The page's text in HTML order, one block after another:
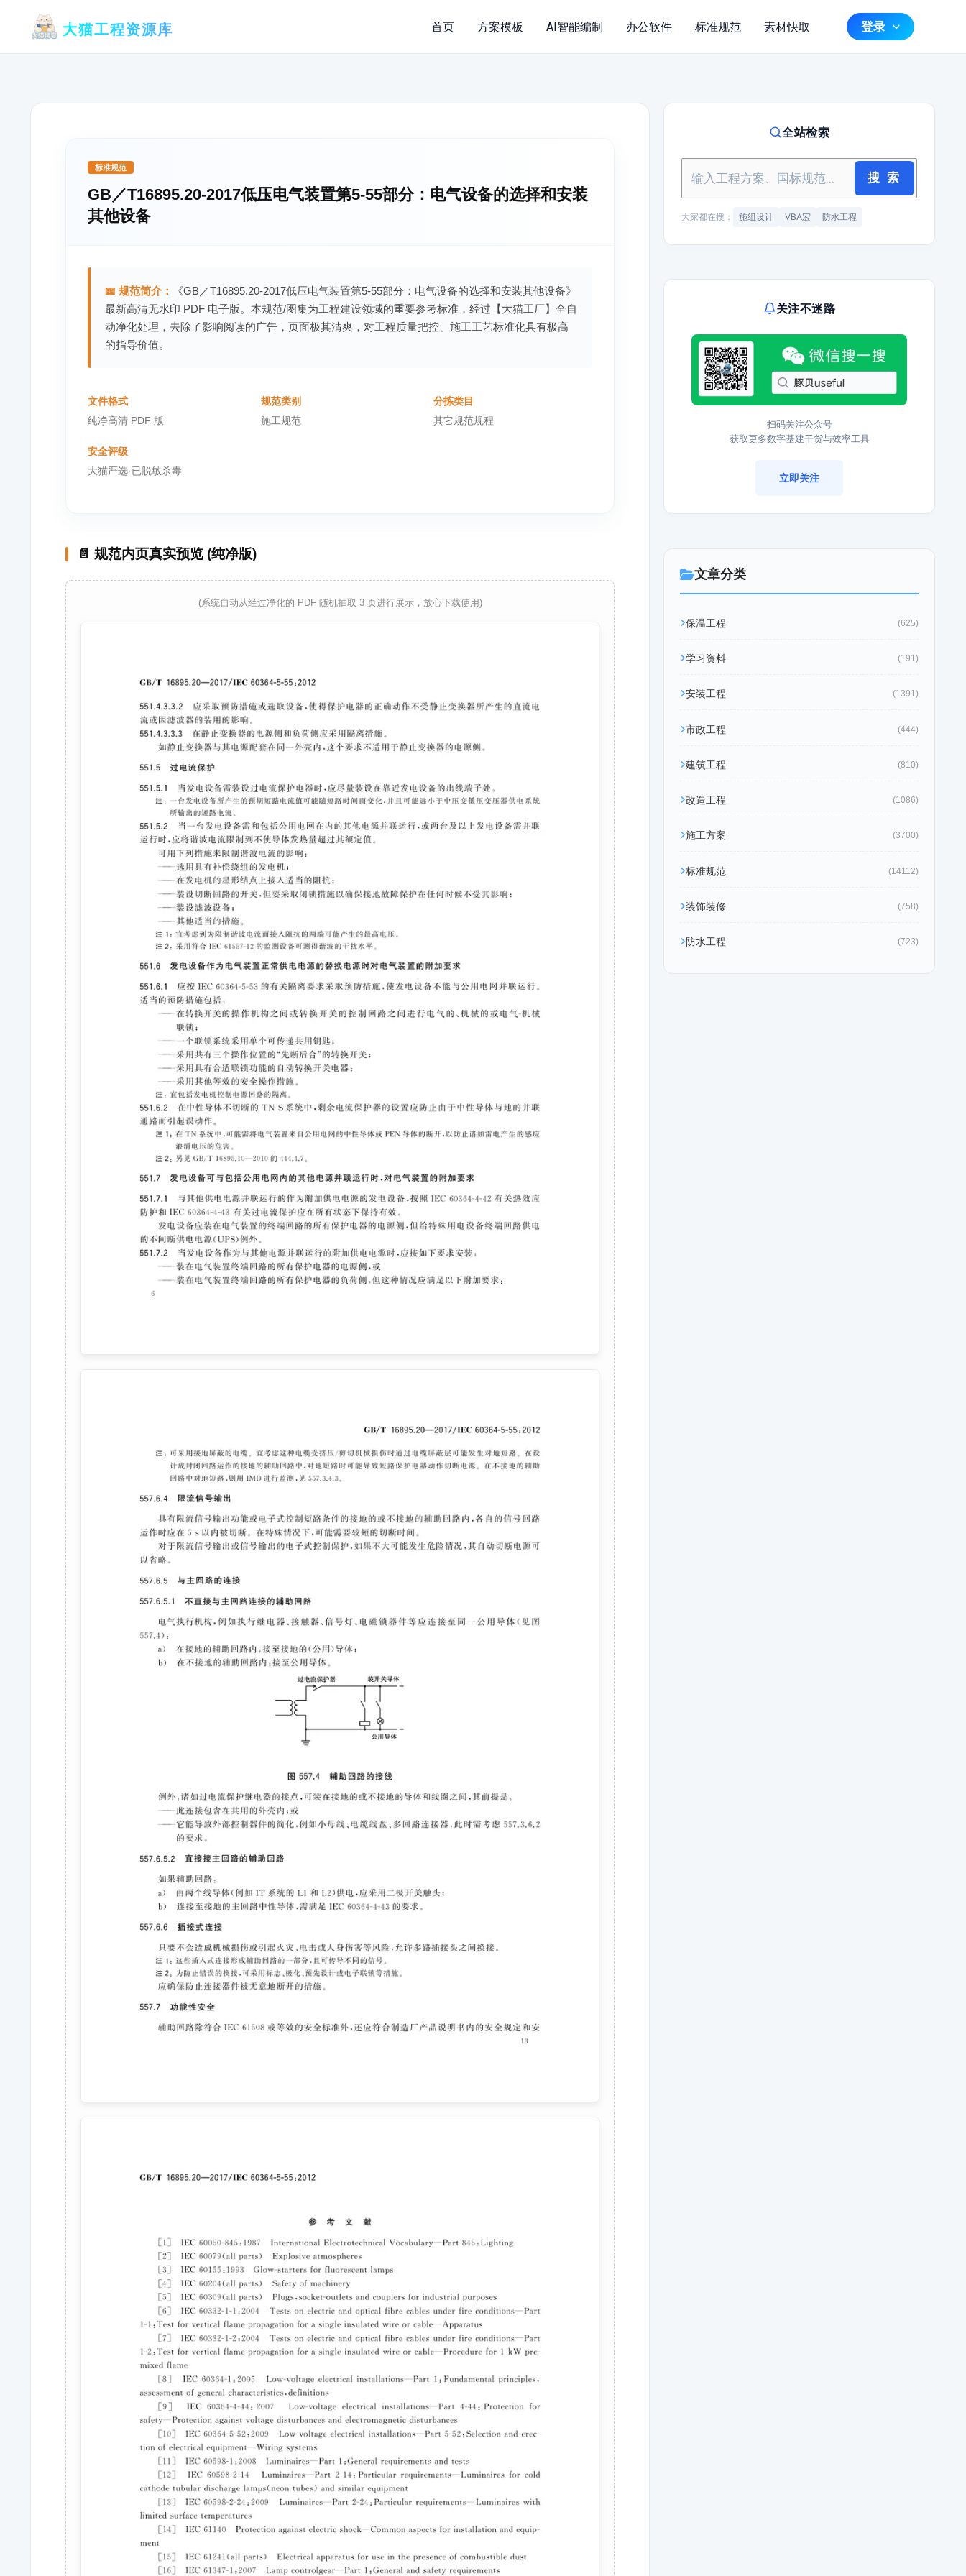
大猫工程资源库 首页 方案模板 AI智能编制 办公软件 标准规范 素材快取 登录
标准规范
GB／T16895.20-2017低压电气装置第5-55部分：电气设备的选择和安装
其他设备
📖 规范简介：
《GB／T16895.20-2017低压电气装置第5-55部分：电气设备的选择和安装其他设备》
最新高清无水印 PDF 电子版。本规范/图集为工程建设领域的重要参考标准，经过【大猫工厂】全自
动净化处理，去除了影响阅读的广告，页面极其清爽，对工程质量把控、施工工艺标准化具有极高
的指导价值。
文件格式
纯净高清 PDF 版
规范类别
施工规范
分拣类目
其它规范规程
安全评级
大猫严选·已脱敏杀毒
📄 规范内页真实预览 (纯净版)
(系统自动从经过净化的 PDF 随机抽取 3 页进行展示，放心下载使用)
全站检索
搜 索
大家都在搜： 施组设计 VBA宏 防水工程
关注不迷路
扫码关注公众号
获取更多数字基建干货与效率工具
立即关注
文章分类
保温工程 (625)
学习资料 (191)
安装工程 (1391)
市政工程 (444)
建筑工程 (810)
改造工程 (1086)
施工方案 (3700)
标准规范 (14112)
装饰装修 (758)
防水工程 (723)